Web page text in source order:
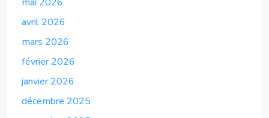
avril 2026
mars 2026
février 2026
janvier 2026
décembre 2025